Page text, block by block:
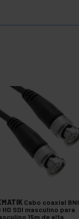
Cabo coaxial
HD SDI masculino para
15m de alta